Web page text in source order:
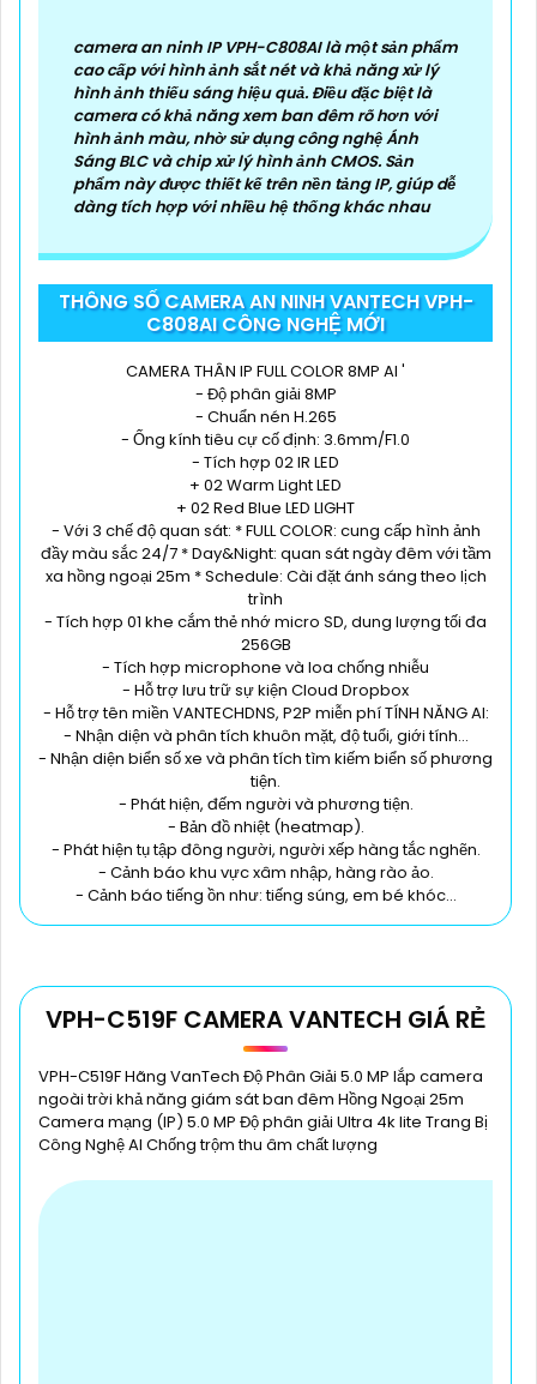
camera an ninh IP VPH-C808AI là một sản phẩm
cao cấp với hình ảnh sắt nét và khả năng xử lý
hình ảnh thiếu sáng hiệu quả. Điều đặc biệt là
camera có khả năng xem ban đêm rõ hơn với
hình ảnh màu, nhờ sử dụng công nghệ Ánh
Sáng BLC và chip xử lý hình ảnh CMOS. Sản
phẩm này được thiết kế trên nền tảng IP, giúp dễ
dàng tích hợp với nhiều hệ thống khác nhau
THÔNG SỐ CAMERA AN NINH VANTECH VPH-
C808AI CÔNG NGHỆ MỚI
CAMERA THÂN IP FULL COLOR 8MP AI '
- Độ phân giải 8MP
- Chuẩn nén H.265
- Ống kính tiêu cự cố định: 3.6mm/F1.0
- Tích hợp 02 IR LED
+ 02 Warm Light LED
+ 02 Red Blue LED LIGHT
- Với 3 chế độ quan sát: * FULL COLOR: cung cấp hình ảnh
đầy màu sắc 24/7 * Day&Night: quan sát ngày đêm với tầm
xa hồng ngoại 25m * Schedule: Cài đặt ánh sáng theo lịch
trình
- Tích hợp 01 khe cắm thẻ nhớ micro SD, dung lượng tối đa
256GB
- Tích hợp microphone và loa chống nhiễu
- Hỗ trợ lưu trữ sự kiện Cloud Dropbox
- Hỗ trợ tên miền VANTECHDNS, P2P miễn phí TÍNH NĂNG AI:
- Nhận diện và phân tích khuôn mặt, độ tuổi, giới tính...
- Nhận diện biển số xe và phân tích tìm kiếm biển số phương
tiện.
- Phát hiện, đếm người và phương tiện.
- Bản đồ nhiệt (heatmap).
- Phát hiện tụ tập đông người, người xếp hàng tắc nghẽn.
- Cảnh báo khu vực xâm nhập, hàng rào ảo.
- Cảnh báo tiếng ồn như: tiếng súng, em bé khóc…
VPH-C519F CAMERA VANTECH GIÁ RẺ
VPH-C519F Hãng VanTech Độ Phân Giải 5.0 MP lắp camera
ngoài trời khả năng giám sát ban đêm Hồng Ngoại 25m
Camera mạng (IP) 5.0 MP Độ phân giải Ultra 4k lite Trang Bị
Công Nghệ AI Chống trộm thu âm chất lượng